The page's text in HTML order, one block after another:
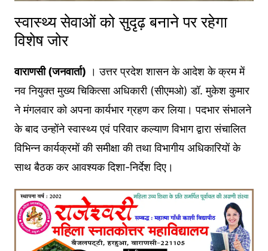
स्वास्थ्य सेवाओं को सुदृढ़ बनाने पर रहेगा
विशेष जोर
वाराणसी (जनवार्ता) । उत्तर प्रदेश शासन के आदेश के क्रम में
नव नियुक्त मुख्य चिकित्सा अधिकारी (सीएमओ) डॉ. मुकेश कुमार
ने मंगलवार को अपना कार्यभार ग्रहण कर लिया। पदभार संभालने
के बाद उन्होंने स्वास्थ्य एवं परिवार कल्याण विभाग द्वारा संचालित
विभिन्न कार्यक्रमों की समीक्षा की तथा विभागीय अधिकारियों के
साथ बैठक कर आवश्यक दिशा-निर्देश दिए।